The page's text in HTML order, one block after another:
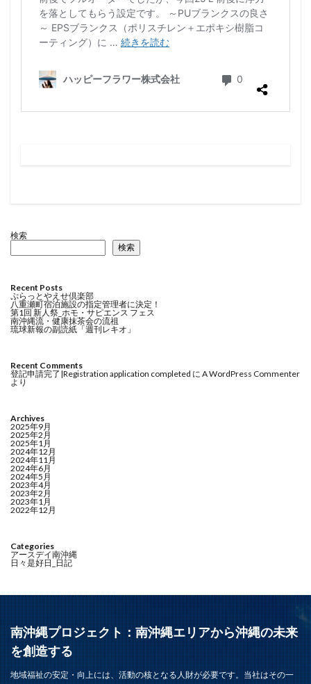
検索
検索
Recent Posts
ぷらっとやえせ倶楽部
八重瀬町宿泊施設の指定管理者に決定！
第1回 新人祭_ホモ・サピエンス フェス
南沖縄流・健康抹茶会の流祖
琉球新報の副読紙「週刊レキオ」
Recent Comments
登記申請完了|Registration application completed に A WordPress Commenter
より
Archives
2025年9月
2025年2月
2025年1月
2024年12月
2024年11月
2024年6月
2024年5月
2023年4月
2023年2月
2023年1月
2022年12月
Categories
アースデイ南沖縄
日々是好日_日記
南沖縄プロジェクト：南沖縄エリアから沖縄の未来
を創造する
地域福祉の安定・向上には、活動の核となる人財が必要です。当社はその一